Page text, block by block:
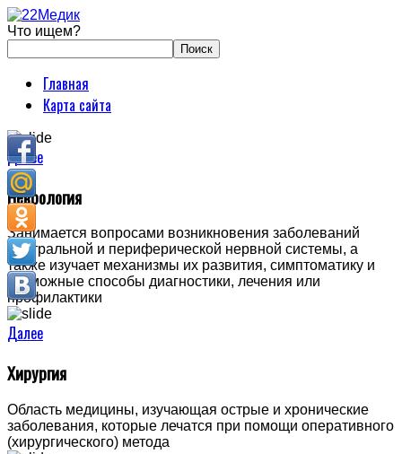
Что ищем?
Главная
Карта сайта
Далее
Неврология
Занимается вопросами возникновения заболеваний
центральной и периферической нервной системы, а
также изучает механизмы их развития, симптоматику и
возможные способы диагностики, лечения или
профилактики
Далее
Хирургия
Область медицины, изучающая острые и хронические
заболевания, которые лечатся при помощи оперативного
(хирургического) метода